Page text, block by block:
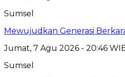
Sumsel
Mewujudkan Generasi
Jumat, 7 Agu 2026 - 20:46
Sumsel